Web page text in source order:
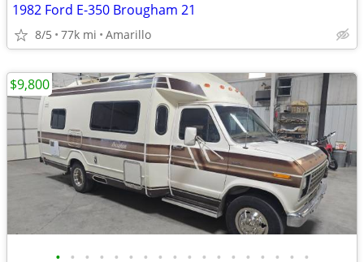
1982 Ford E-350 Brougham 21
8/5 77k mi Amarillo
• • • • • • • • • • • • • • • • • •
$9,800